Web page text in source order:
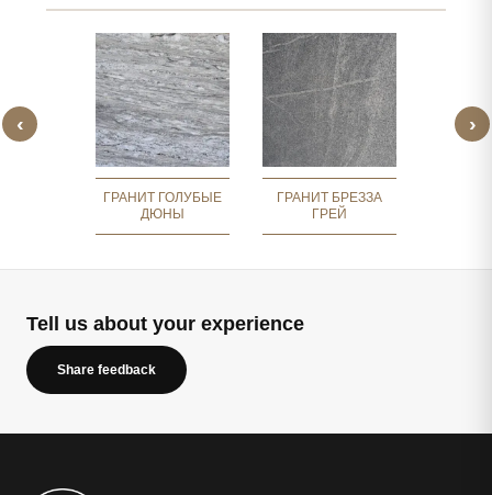
‹
ГРАНИТ ГОЛУБЫЕ
ДЮНЫ
ГРАНИТ БРЕЗЗА
ГРЕЙ
›
Tell us about your experience
Share feedback